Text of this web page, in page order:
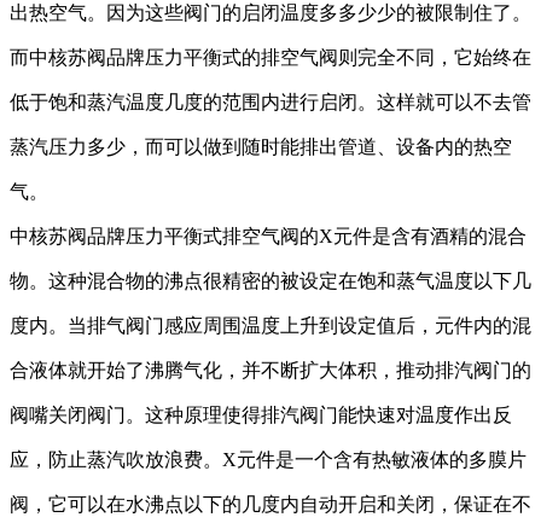
出热空气。 因为这些阀门的启闭温度多多少少的被限制住了。
而中核苏阀品牌压力平衡式的排空气阀则完全不同，它始终在
低于饱和蒸汽温度几度的范围内进行启闭。这样就可以不去管
蒸汽压力多少 ，而可以做到 随时能排出管道、设备内的热空
气。
中核苏阀品牌压力平衡式排空气阀的X元件是含有酒精的混合
物。这种混合物的沸点很精密的被设定在饱和蒸气温度以下几
度内。当排气阀门感应周围温度上升到设定值后，元件内的混
合液体就开始了沸腾气化，并不断扩大体积，推动排汽阀门的
阀嘴关闭阀门。这种原理使得排汽阀门能快速对温度作出反
应，防止蒸汽吹放浪费。 X元件是一个含有热敏液体的多膜片
阀，它可以在水沸点以下的几度内自动开启和关闭，保证在不